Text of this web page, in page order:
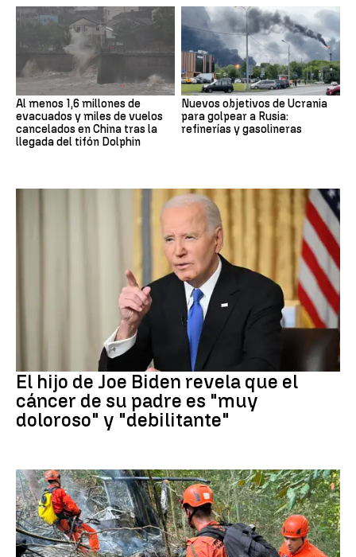
Al menos 1,6 millones de
evacuados y miles de vuelos
cancelados en China tras la
llegada del tifón Dolphin
Nuevos objetivos de Ucrania
para golpear a Rusia:
refinerías y gasolineras
El hijo de Joe Biden revela que el
cáncer de su padre es "muy
doloroso" y "debilitante"